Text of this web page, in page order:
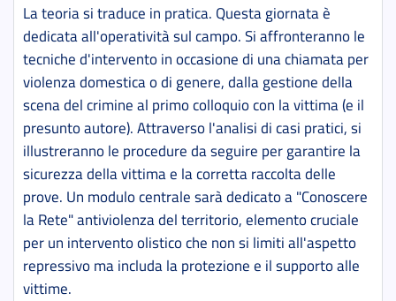
La teoria si traduce in pratica. Questa giornata è
dedicata all'operatività sul campo. Si affronteranno le
tecniche d'intervento in occasione di una chiamata per
violenza domestica o di genere, dalla gestione della
scena del crimine al primo colloquio con la vittima (e il
presunto autore). Attraverso l'analisi di casi pratici, si
illustreranno le procedure da seguire per garantire la
sicurezza della vittima e la corretta raccolta delle
prove. Un modulo centrale sarà dedicato a "Conoscere
la Rete" antiviolenza del territorio, elemento cruciale
per un intervento olistico che non si limiti all'aspetto
repressivo ma includa la protezione e il supporto alle
vittime.